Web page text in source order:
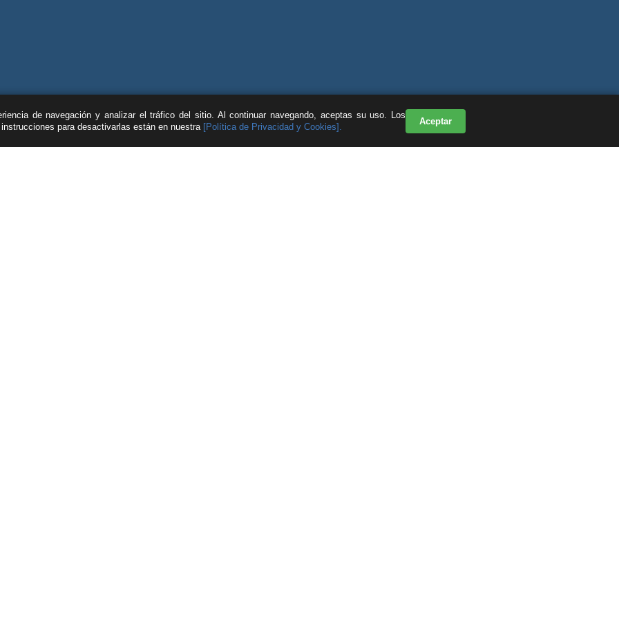
de navegación y analizar el tráfico del sitio. Al continuar navegando, aceptas su uso. Los
para desactivarlas están en nuestra [Política de Privacidad y Cookies].
Aceptar